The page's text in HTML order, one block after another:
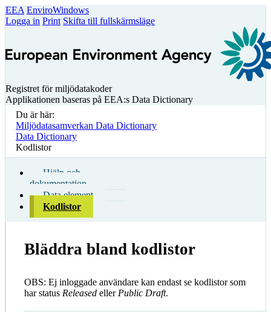
EEA EnviroWindows
Logga in Print Skifta till fullskärmsläge
Registret för miljödatakoder
Applikationen baseras på EEA:s Data Dictionary
Du är här:
Miljödatasamverkan Data Dictionary
Data Dictionary
Kodlistor
Hjälp och
dokumentation
Data element
Kodlistor
Bläddra bland kodlistor
OBS: Ej inloggade användare kan endast se kodlistor som
har status Released eller Public Draft.